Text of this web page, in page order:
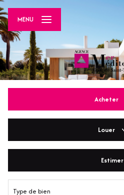
MENU
Acheter
De l'immo pro
Louer
Estimer
Type de bien